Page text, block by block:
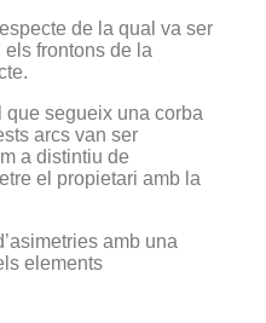
de la qual va ser
frontons de la
que segueix una corba
arcs van ser
a distintiu de
el propietari amb la
amb una
elements